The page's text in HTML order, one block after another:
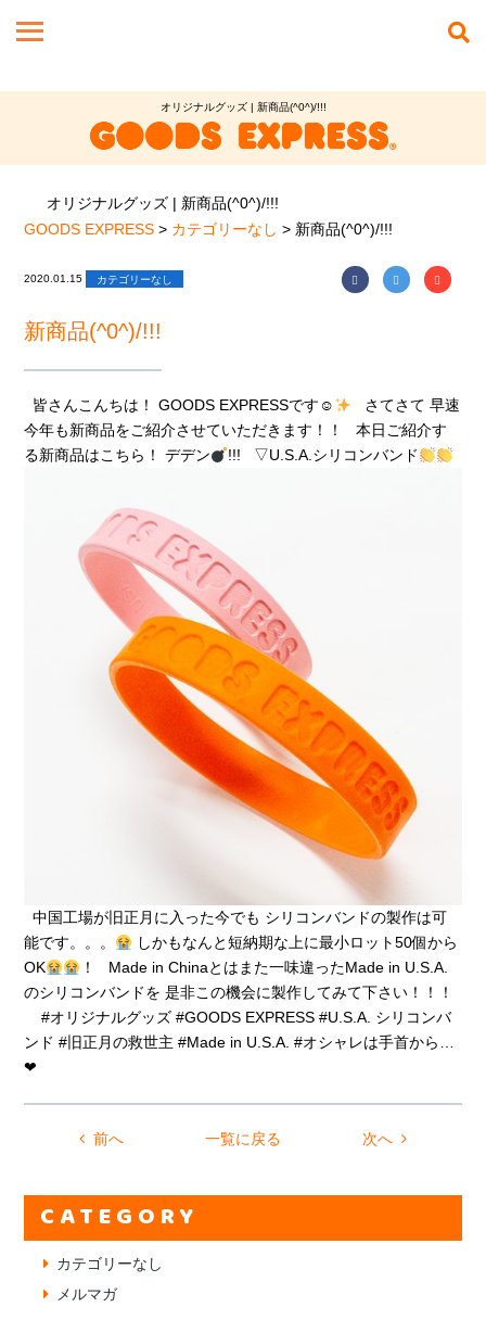
オリジナルグッズ | 新商品(^0^)/!!!
オリジナルグッズ | 新商品(^0^)/!!!
GOODS EXPRESS > カテゴリーなし > 新商品(^0^)/!!!
2020.01.15 カテゴリーなし
新商品(^0^)/!!!
皆さんこんちは！ GOODS EXPRESSです☺︎
さてさて 早速
今年も新商品をご紹介させていただきます！！ 本日ご紹介す
る新商品はこちら！ デデン
!!! ▽U.S.A.シリコンバンド
中国工場が旧正月に入った今でも シリコンバンドの製作は可
能です。。。
しかもなんと短納期な上に最小ロット50個から
OK
！ Made in Chinaとはまた一味違ったMade in U.S.A.
のシリコンバンドを 是非この機会に製作してみて下さい！！！
#オリジナルグッズ #GOODS EXPRESS #U.S.A. シリコンバ
ンド #旧正月の救世主 #Made in U.S.A. #オシャレは手首から…
❤︎
前へ 一覧に戻る 次へ
CATEGORY
カテゴリーなし
メルマガ